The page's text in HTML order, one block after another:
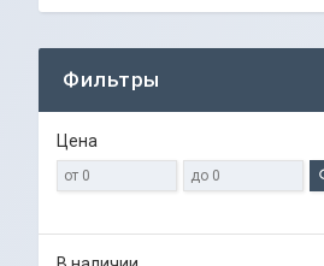
Фильтры
Цена